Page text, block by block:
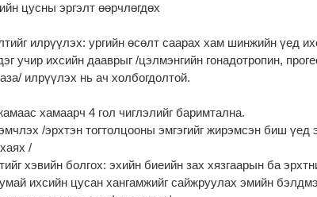
цусны эргэлт өөрчлөгдөх
илрүүлэх: ургийн өсөлт саарах хам шинжийн үед
учир ихсийн дааврыг /цэлмэнгийн гонадотропин,
илрүүлэх нь ач холбогдолтой.
хамаарч 4 гол чиглэлийг баримтална.
/эрхтэн тогтолцооны эмгэгийг жирэмсэн биш үед
/
хэвийн болгох: эхийн биеийн зах хязгаарын ба
ихсийн цусан хангамжийг сайжруулах эмийн